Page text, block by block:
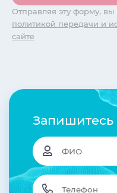
Отправляя эту форму, вы
политикой передачи и
сайте